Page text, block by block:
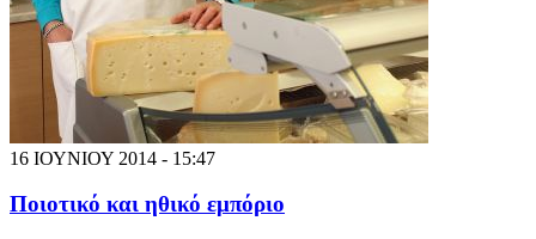
16 ΙΟΥΝΙΟΥ 2014 - 15:47
Ποιοτικό και ηθικό εμπόριο